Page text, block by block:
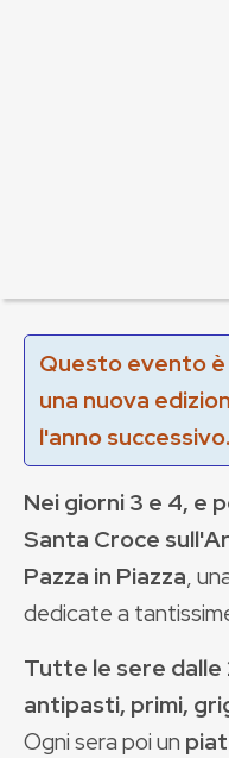
Questo evento è
una nuova
l'anno successivo.
Nei giorni 3 e 4, e
Santa Croce
Pazza in Piazza,
dedicate a
Tutte le sere dalle
antipasti, primi,
Ogni sera poi un